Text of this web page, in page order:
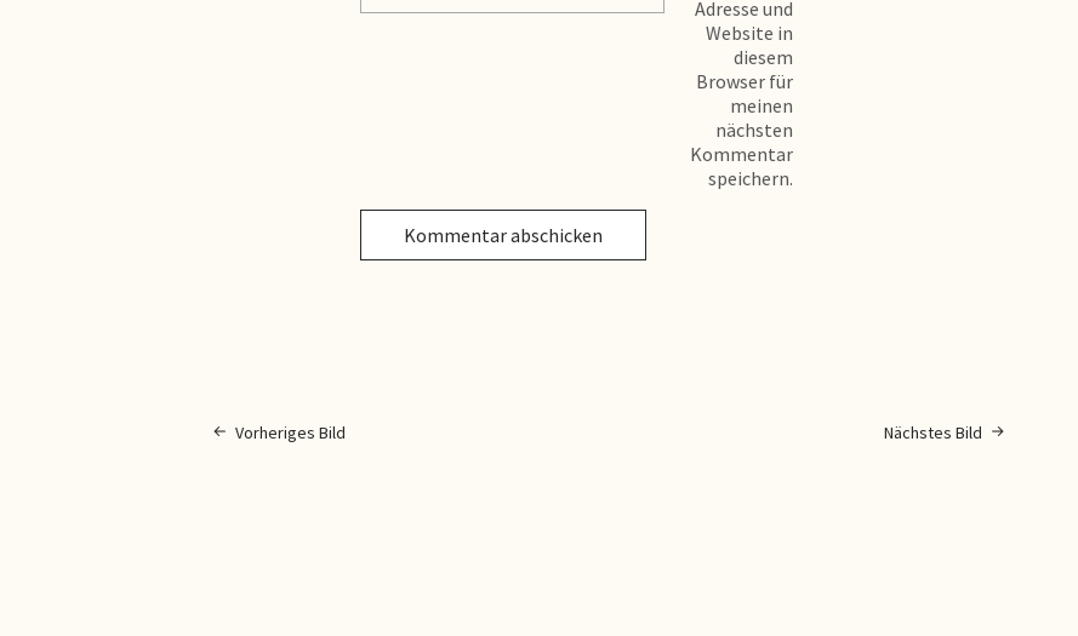
Adresse und
Website in
diesem
Browser für
meinen
nächsten
Kommentar
speichern.
Nächstes Bild
Vorheriges Bild